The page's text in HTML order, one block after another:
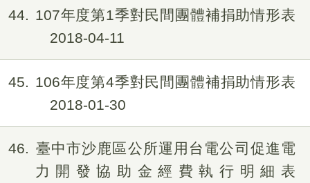
44
107年度第1季對民間團體補捐助情形表
2018-04-11
45
106年度第4季對民間團體補捐助情形表
2018-01-30
46
臺中市沙鹿區公所運用台電公司促進電
力開發協助金經費執行明細表